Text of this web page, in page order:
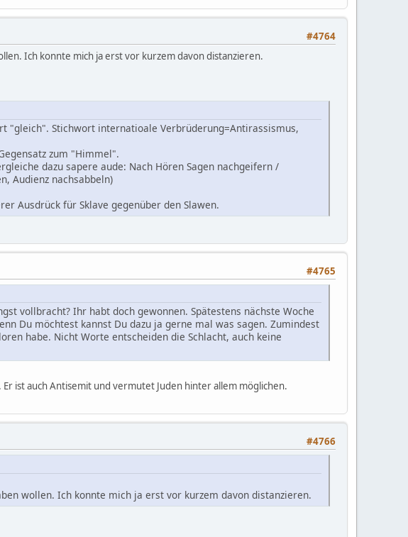
#4764
Ich konnte mich ja erst vor kurzem davon distanzieren.
"gleich". Stichwort internatioale Verbrüderung=Antirassismus,
zum "Himmel".
dazu sapere aude: Nach Hören Sagen nachgeifern /
Audienz nachsabbeln)
Ausdrück für Sklave gegenüber den Slawen.
#4765
vollbracht? Ihr habt doch gewonnen. Spätestens nächste Woche
Du möchtest kannst Du dazu ja gerne mal was sagen. Zumindest
habe. Nicht Worte entscheiden die Schlacht, auch keine
ist auch Antisemit und vermutet Juden hinter allem möglichen.
#4766
wollen. Ich konnte mich ja erst vor kurzem davon distanzieren.